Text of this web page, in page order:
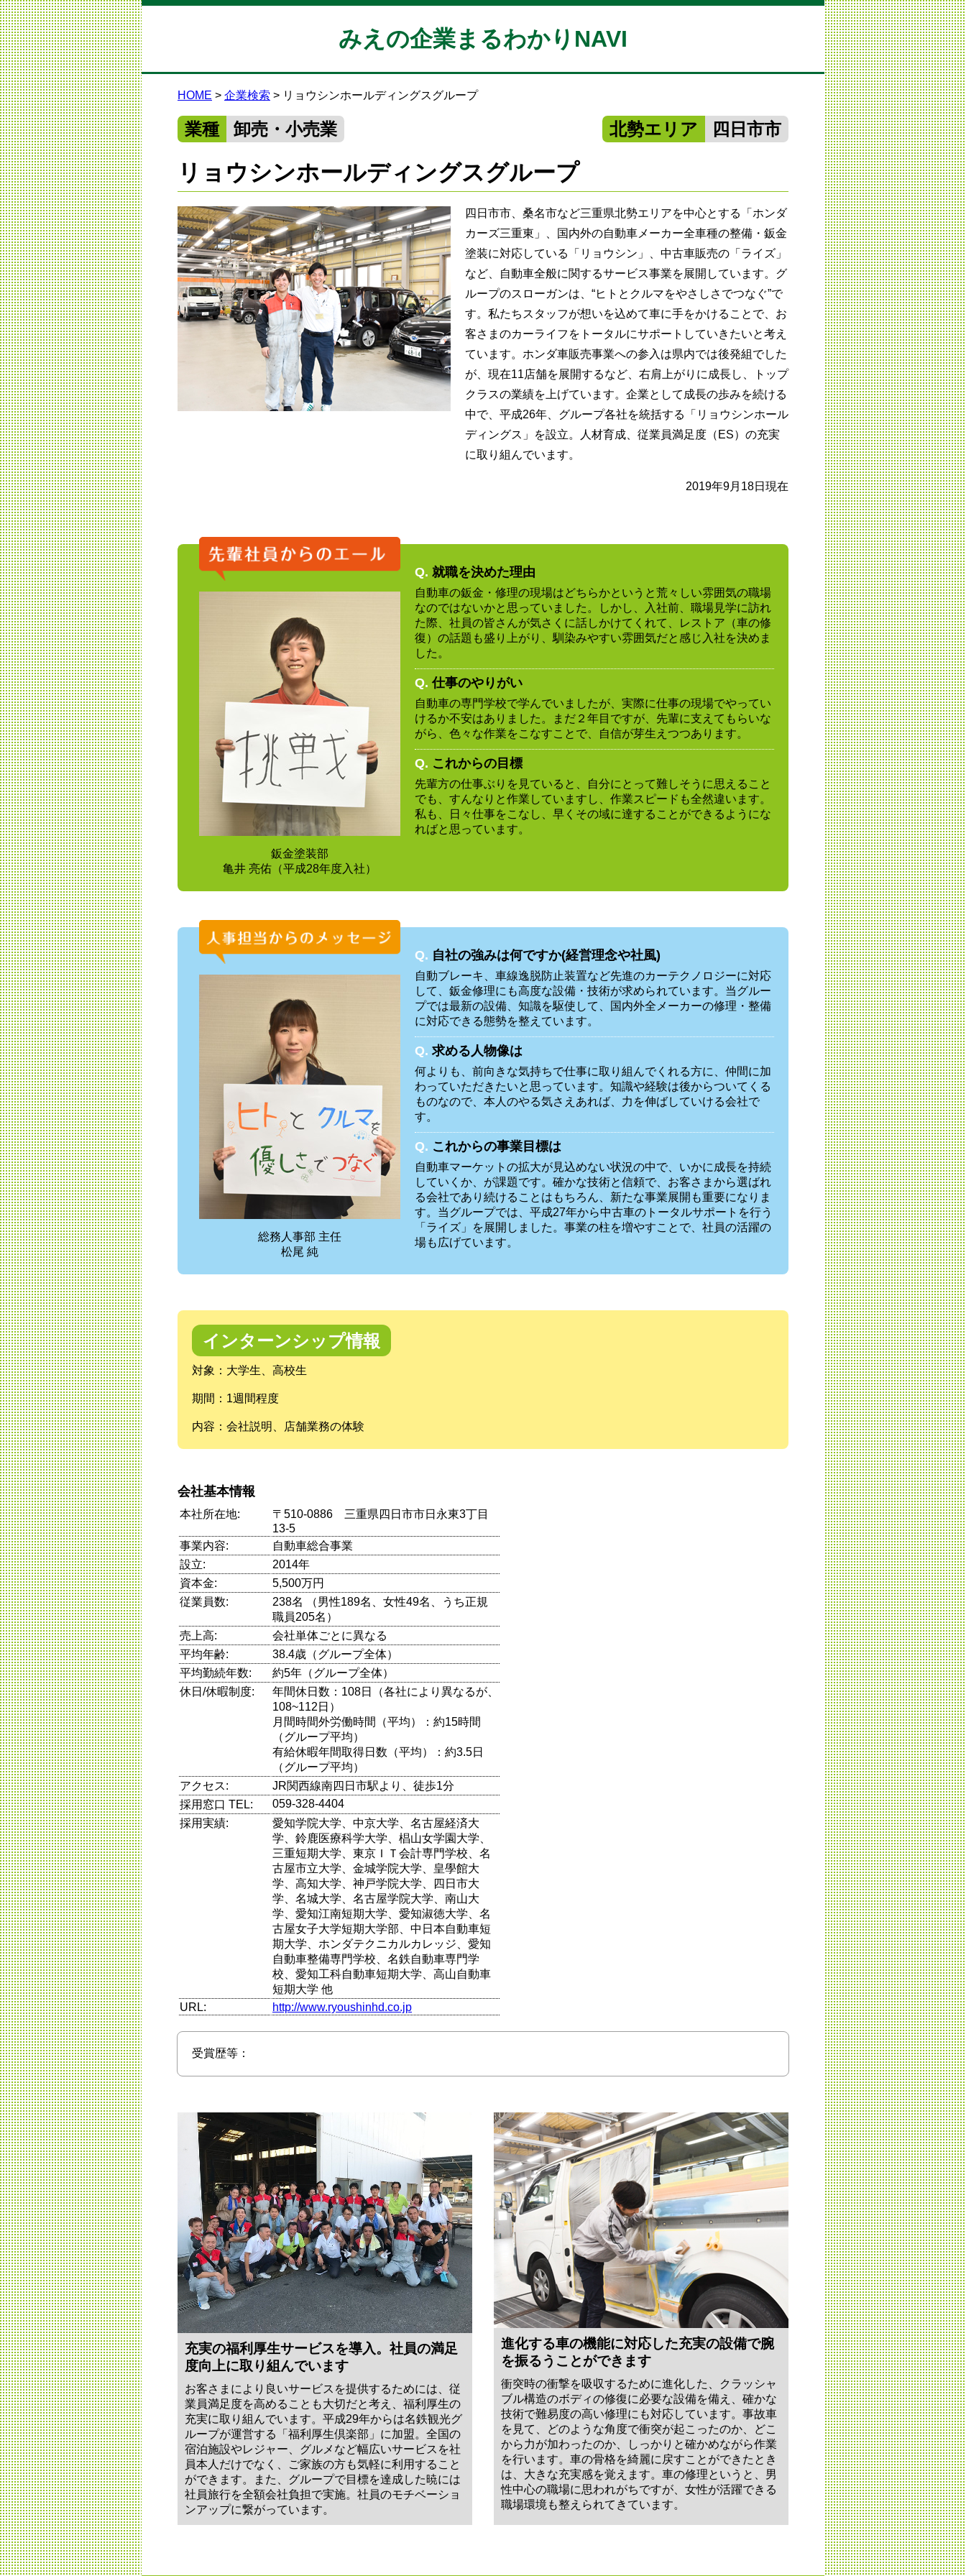
みえの企業まるわかりNAVI
HOME 企業検索 リョウシンホールディングスグループ
業種 卸売・小売業 北勢エリア 四日市市
リョウシンホールディングスグループ
四日市市、桑名市など三重県北勢エリアを中心とする「ホンダ
カーズ三重東」、国内外の自動車メーカー全車種の整備・鈑金
塗装に対応している「リョウシン」、中古車販売の「ライズ」
など、自動車全般に関するサービス事業を展開しています。グ
ループのスローガンは、“ヒトとクルマをやさしさでつなぐ”で
す。私たちスタッフが想いを込めて車に手をかけることで、お
客さまのカーライフをトータルにサポートしていきたいと考え
ています。ホンダ車販売事業への参入は県内では後発組でした
が、現在11店舗を展開するなど、右肩上がりに成長し、トップ
クラスの業績を上げています。企業として成長の歩みを続ける
中で、平成26年、グループ各社を統括する「リョウシンホール
ディングス」を設立。人材育成、従業員満足度（ES）の充実
に取り組んでいます。
2019年9月18日現在
鈑金塗装部
亀井 亮佑（平成28年度入社）
Q. 就職を決めた理由
自動車の鈑金・修理の現場はどちらかというと荒々しい雰囲気の職場
なのではないかと思っていました。しかし、入社前、職場見学に訪れ
た際、社員の皆さんが気さくに話しかけてくれて、レストア（車の修
復）の話題も盛り上がり、馴染みやすい雰囲気だと感じ入社を決めま
した。
Q. 仕事のやりがい
自動車の専門学校で学んでいましたが、実際に仕事の現場でやってい
けるか不安はありました。まだ２年目ですが、先輩に支えてもらいな
がら、色々な作業をこなすことで、自信が芽生えつつあります。
Q. これからの目標
先輩方の仕事ぶりを見ていると、自分にとって難しそうに思えること
でも、すんなりと作業していますし、作業スピードも全然違います。
私も、日々仕事をこなし、早くその域に達することができるようにな
ればと思っています。
総務人事部 主任
松尾 純
Q. 自社の強みは何ですか(経営理念や社風)
自動ブレーキ、車線逸脱防止装置など先進のカーテクノロジーに対応
して、鈑金修理にも高度な設備・技術が求められています。当グルー
プでは最新の設備、知識を駆使して、国内外全メーカーの修理・整備
に対応できる態勢を整えています。
Q. 求める人物像は
何よりも、前向きな気持ちで仕事に取り組んでくれる方に、仲間に加
わっていただきたいと思っています。知識や経験は後からついてくる
ものなので、本人のやる気さえあれば、力を伸ばしていける会社で
す。
Q. これからの事業目標は
自動車マーケットの拡大が見込めない状況の中で、いかに成長を持続
していくか、が課題です。確かな技術と信頼で、お客さまから選ばれ
る会社であり続けることはもちろん、新たな事業展開も重要になりま
す。当グループでは、平成27年から中古車のトータルサポートを行う
「ライズ」を展開しました。事業の柱を増やすことで、社員の活躍の
場も広げています。
インターンシップ情報
対象：大学生、高校生
期間：1週間程度
内容：会社説明、店舗業務の体験
会社基本情報
本社所在地:
〒510-0886 三重県四日市市日永東3丁目
13-5
事業内容:
自動車総合事業
設立:
2014年
資本金:
5,500万円
従業員数:
238名 （男性189名、女性49名、うち正規
職員205名）
売上高:
会社単体ごとに異なる
平均年齢:
38.4歳（グループ全体）
平均勤続年数:
約5年（グループ全体）
休日/休暇制度:
年間休日数：108日（各社により異なるが、
108~112日）
月間時間外労働時間（平均）：約15時間
（グループ平均）
有給休暇年間取得日数（平均）：約3.5日
（グループ平均）
アクセス:
JR関西線南四日市駅より、徒歩1分
採用窓口 TEL:
059-328-4404
採用実績:
愛知学院大学、中京大学、名古屋経済大
学、鈴鹿医療科学大学、椙山女学園大学、
三重短期大学、東京ＩＴ会計専門学校、名
古屋市立大学、金城学院大学、皇學館大
学、高知大学、神戸学院大学、四日市大
学、名城大学、名古屋学院大学、南山大
学、愛知江南短期大学、愛知淑徳大学、名
古屋女子大学短期大学部、中日本自動車短
期大学、ホンダテクニカルカレッジ、愛知
自動車整備専門学校、名鉄自動車専門学
校、愛知工科自動車短期大学、高山自動車
短期大学 他
URL:
http://www.ryoushinhd.co.jp
受賞歴等：
充実の福利厚生サービスを導入。社員の満足
度向上に取り組んでいます
お客さまにより良いサービスを提供するためには、従
業員満足度を高めることも大切だと考え、福利厚生の
充実に取り組んでいます。平成29年からは名鉄観光グ
ループが運営する「福利厚生倶楽部」に加盟。全国の
宿泊施設やレジャー、グルメなど幅広いサービスを社
員本人だけでなく、ご家族の方も気軽に利用すること
ができます。また、グループで目標を達成した暁には
社員旅行を全額会社負担で実施。社員のモチベーショ
ンアップに繋がっています。
進化する車の機能に対応した充実の設備で腕
を振るうことができます
衝突時の衝撃を吸収するために進化した、クラッシャ
ブル構造のボディの修復に必要な設備を備え、確かな
技術で難易度の高い修理にも対応しています。事故車
を見て、どのような角度で衝突が起こったのか、どこ
から力が加わったのか、しっかりと確かめながら作業
を行います。車の骨格を綺麗に戻すことができたとき
は、大きな充実感を覚えます。車の修理というと、男
性中心の職場に思われがちですが、女性が活躍できる
職場環境も整えられてきています。